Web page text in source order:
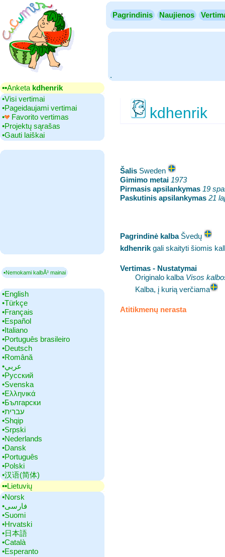
Pagrindinis Naujienos
.
▪▪‎Anketa kdhenrik
•‎Visi vertimai
•‎Pageidaujami vertimai
•‎
Favorito vertimas
•‎Projektų sąrašas
•‎Gauti laiškai
▪Nemokami kalbÅ³ mainai
•‎English
•‎Türkçe
•‎Français
•‎Español
•‎Italiano
•‎Português brasileiro
•‎Deutsch
•‎Română
•‎عربي
•‎Русский
•‎Svenska
•‎Ελληνικά
•‎Български
•‎עברית
•‎Shqip
•‎Srpski
•‎Nederlands
•‎Dansk
•‎Português
•‎Polski
•‎汉语(简体)
▪▪‎Lietuvių
•‎Norsk
•‎فارسی
•‎Suomi
•‎Hrvatski
•‎日本語
•‎Català
•‎Esperanto
kdhenrik
Šalis ‎Sweden
Gimimo metai 1973
Pirmasis apsilankymas 19
Paskutinis apsilankymas 21
Pagrindinė kalba‎Švedų
kdhenrik gali skaityti šiomis
Vertimas - Nustatymai
Originalo kalba Visos
Kalba, į kurią verčiama
Atitikmenų nerasta